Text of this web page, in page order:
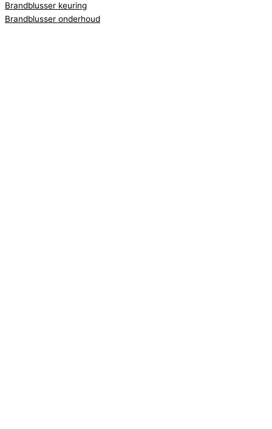
Brandblusser keuring
Brandblusser onderhoud